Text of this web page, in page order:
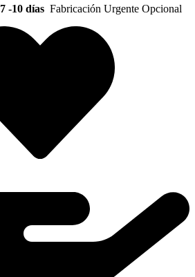
-10 días Fabricación Urgente Opcional